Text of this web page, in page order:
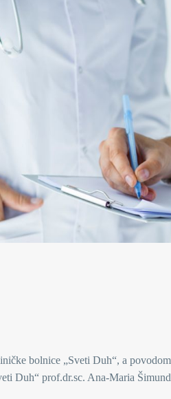
bolnice „Sveti Duh“, a
Duh“ prof.dr.sc. Ana-Maria